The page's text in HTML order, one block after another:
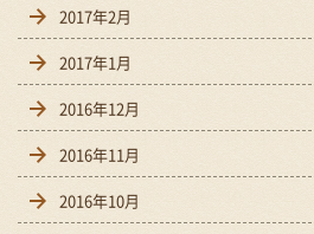
2017年2月
2017年1月
2016年12月
2016年11月
2016年10月